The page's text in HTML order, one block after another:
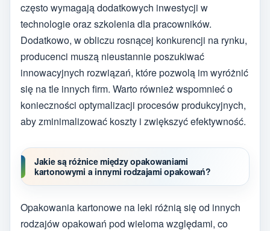
często wymagają dodatkowych inwestycji w
technologie oraz szkolenia dla pracowników.
Dodatkowo, w obliczu rosnącej konkurencji na rynku,
producenci muszą nieustannie poszukiwać
innowacyjnych rozwiązań, które pozwolą im wyróżnić
się na tle innych firm. Warto również wspomnieć o
konieczności optymalizacji procesów produkcyjnych,
aby zminimalizować koszty i zwiększyć efektywność.
Jakie są różnice między opakowaniami
kartonowymi a innymi rodzajami opakowań?
Opakowania kartonowe na leki różnią się od innych
rodzajów opakowań pod wieloma względami, co